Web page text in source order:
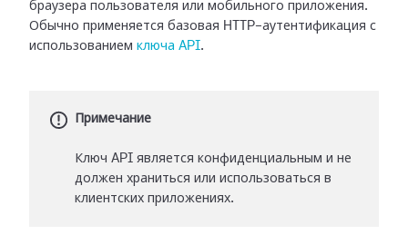
браузера пользователя или мобильного приложения.
Обычно применяется базовая HTTP-аутентификация с
использованием ключа API.
Примечание
Ключ API является конфиденциальным и не
должен храниться или использоваться в
клиентских приложениях.